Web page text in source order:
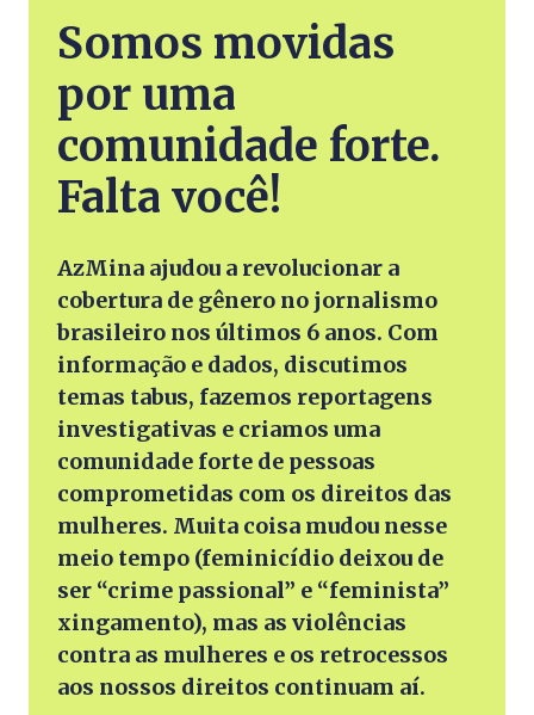
Somos movidas
por uma
comunidade forte.
Falta você!
AzMina ajudou a revolucionar a
cobertura de gênero no jornalismo
brasileiro nos últimos 6 anos. Com
informação e dados, discutimos
temas tabus, fazemos reportagens
investigativas e criamos uma
comunidade forte de pessoas
comprometidas com os direitos das
mulheres. Muita coisa mudou nesse
meio tempo (feminicídio deixou de
ser “crime passional” e “feminista”
xingamento), mas as violências
contra as mulheres e os retrocessos
aos nossos direitos continuam aí.